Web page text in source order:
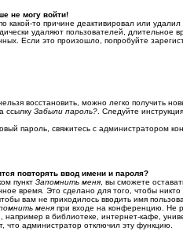
не могу войти!
какой-то причине деактивировал или
удаляют пользователей, длительное
Если это произошло, попробуйте
восстановить, можно легко получить
ссылку Забыли пароль?. Следуйте
пароль, свяжитесь с администратором
повторять ввод имени и пароля?
пункт Запомнить меня, вы сможете
время. Это сделано для того, чтобы
вам не приходилось вводить имя
меня при входе на конференцию. Не
в библиотеке, интернет-кафе,
что администратор отключил эту функцию.